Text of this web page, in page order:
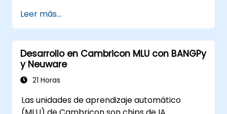
Leer más...
Desarrollo en Cambricon MLU con BANGPy
y Neuware
21 Horas
Las unidades de aprendizaje automático